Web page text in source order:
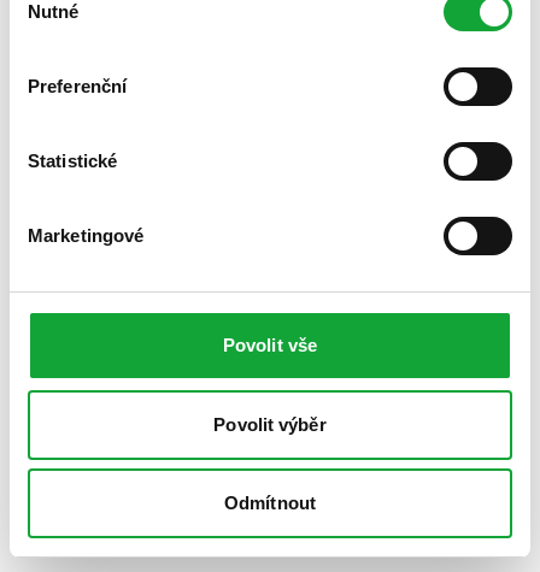
souhlasu
Nutné
Preferenční
Statistické
Marketingové
Povolit vše
Povolit výběr
Odmítnout